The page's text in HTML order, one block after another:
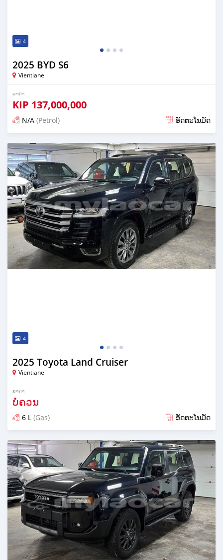
4
2025 BYD S6
Vientiane
ລາຄາ
KIP 137,000,000
N/A (Petrol) ອັດຕະໂນມັດ
ໂພດ 13 ມື້ ກ່ອນ ໜ້າ ນີ້
4
2025 Toyota Land Cruiser
Vientiane
ລາຄາ
ບໍ່ຄວນ
6 L (Gas) ອັດຕະໂນມັດ
ໂພດ 14 ມື້ ກ່ອນ ໜ້າ ນີ້